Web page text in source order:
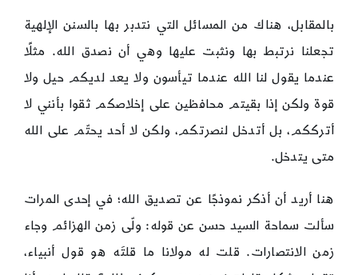
بالمقابل، هناك من المسائل التي نتدبر بها بالسنن الإلهية
تجعلنا نرتبط بها ونثبت عليها وهي أن نصدق الله. مثلًا
عندما يقول لنا الله عندما تيأسون ولا يعد لديكم حيل ولا
قوة ولكن إذا بقيتم محافظين على إخلاصكم ثقوا بأنني لا
أترككم، بل أتدخل لنصرتكم، ولكن لا أحد يحتّم على الله
متى يتدخل.
هنا أريد أن أذكر نموذجًا عن تصديق الله؛ في إحدى المرات
سألت سماحة السيد حسن عن قوله: ولّى زمن الهزائم وجاء
زمن الانتصارات. قلت له مولانا ما قلتَه هو قول أنبياء،